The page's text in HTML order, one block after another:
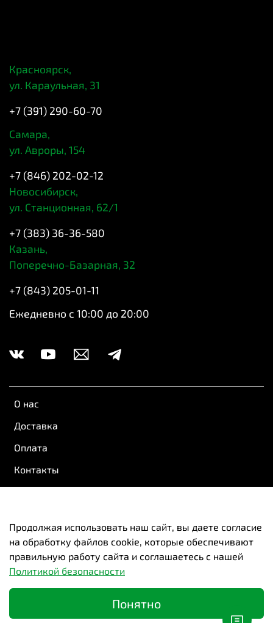
О нас
Доставка
Оплата
Контакты
Пользовательское соглашение
Оферта и политика конфиденциальности
Вакансии
Красноярск,
ул. Караульная, 31
+7 (391) 290-60-70
Самара,
ул. Авроры, 154
+7 (846) 202-02-12
Новосибирск,
ул. Станционная, 62/1
+7 (383) 36-36-580
Казань,
Поперечно-Базарная, 32
+7 (843) 205-01-11
Ежедневно с 10:00 до 20:00
Новосибирск | Красноярск | Казань | Самара
Продолжая использовать наш сайт, вы даете согласие
на обработку файлов cookie, которые обеспечивают
правильную работу сайта и соглашаетесь с нашей
Политикой безопасности
Понятно